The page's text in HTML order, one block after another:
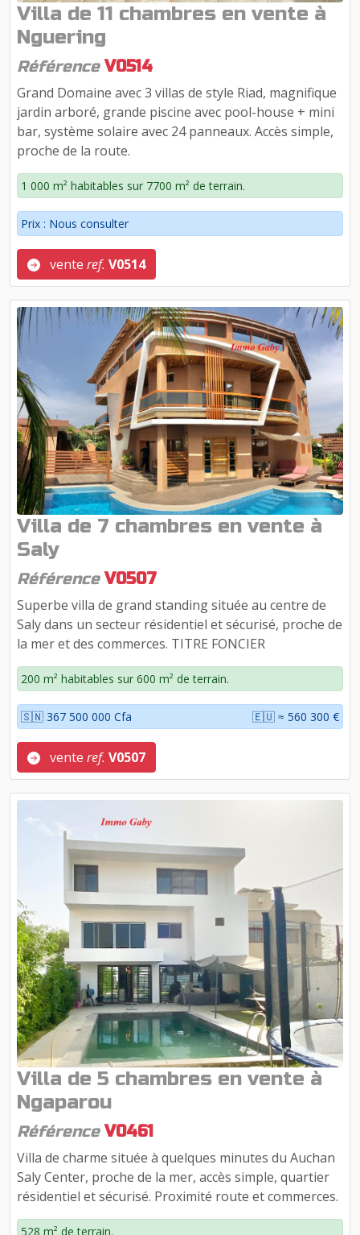
Villa de 11 chambres en vente à
Nguering
Référence V0514
Grand Domaine avec 3 villas de style Riad, magnifique
jardin arboré, grande piscine avec pool-house + mini
bar, système solaire avec 24 panneaux. Accès simple,
proche de la route.
1 000 m² habitables sur 7700 m² de terrain.
Prix : Nous consulter
vente ref. V0514
Villa de 7 chambres en vente à
Saly
Référence V0507
Superbe villa de grand standing située au centre de
Saly dans un secteur résidentiel et sécurisé, proche de
la mer et des commerces. TITRE FONCIER
200 m² habitables sur 600 m² de terrain.
🇸🇳 367 500 000 Cfa 🇪🇺 ≈ 560 300 €
vente ref. V0507
Villa de 5 chambres en vente à
Ngaparou
Référence V0461
Villa de charme située à quelques minutes du Auchan
Saly Center, proche de la mer, accès simple, quartier
résidentiel et sécurisé. Proximité route et commerces.
528 m² de terrain.